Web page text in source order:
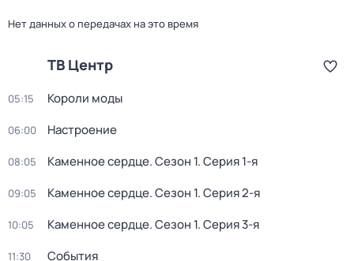
Нет данных о передачах на это время
ТВ Центр
05:15 Короли моды
06:00 Настроение
08:05 Каменное сердце. Сезон 1. Серия 1-я
09:05 Каменное сердце. Сезон 1. Серия 2-я
10:05 Каменное сердце. Сезон 1. Серия 3-я
11:30 События